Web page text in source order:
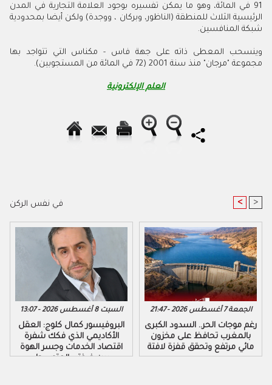
91 في المائة، وهو ما يمكن تفسيره بوجود العلامة التجارية في المدن
الرئيسية الثلاث للمنطقة (الناظور، وبركان ، ووجدة) ولكن أيضا بمحدودية
شبكة المنافسين.
وينسحب المعطى ذاته على جهة فاس - مكناس التي تتواجد بها
مجموعة "مرجان" منذ سنة 2001 (72 في المائة من المستجوبين).
العلم الإلكترونية
في نفس الركن < >
السبت 8 أغسطس 2026 - 13:07
البروفيسور كمال كلوج: العقل
الأكاديمي الذي فكك شفرة
اقتصاد الخدمات وجسر الهوة
بين ضفتي المتوسط
الجمعة 7 أغسطس 2026 - 21:47
رغم موجات الحر.. السدود الكبرى
بالمغرب تحافظ على مخزون
مائي مرتفع وتحقق قفزة لافتة